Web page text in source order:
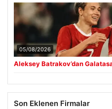
05/08/2026
Aleksey Batrakov’dan
Son Eklenen Firmalar